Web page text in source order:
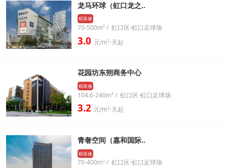
龙马环球（虹口龙之..
精装修
70-500m² / 虹口区-虹口足球场
3.0 元/m²⋅天起
花园坊东朔商务中心
精装修
104.6-240m² / 虹口区-虹口足球场
3.2 元/m²⋅天起
青奢空间（嘉和国际..
精装修
70-400m² / 虹口区-虹口足球场